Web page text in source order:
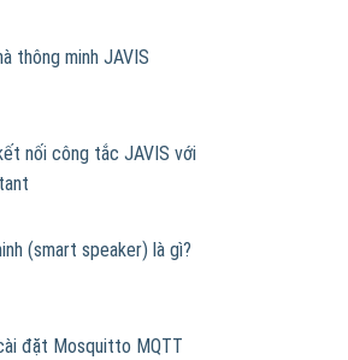
thông minh JAVIS
nối công tắc JAVIS với
(smart speaker) là gì?
đặt Mosquitto MQTT